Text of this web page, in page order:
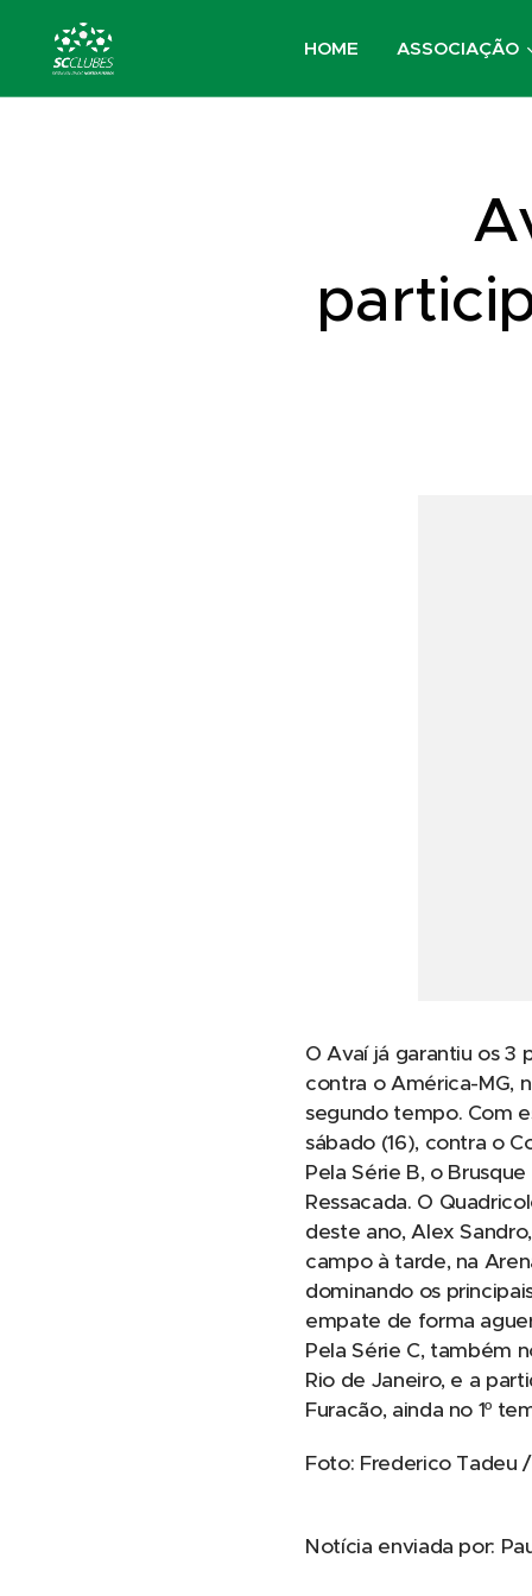
HOME ASSOCIAÇÃO
O Avaí já garantiu os 3
contra o América-MG,
segundo tempo. Com
sábado (16), contra o
Pela Série B, o
Ressacada. O
deste ano, Alex
campo à tarde, na
dominando os
empate de forma
Pela Série C, também
Rio de Janeiro, e a
Furacão, ainda no 1º
Foto: Frederico Tadeu
Notícia enviada por: